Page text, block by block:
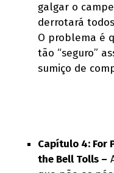
galgar o
derrotará
O problema é
tão “seguro”
sumiço de
Capítulo 4: For
the Bell Tolls –